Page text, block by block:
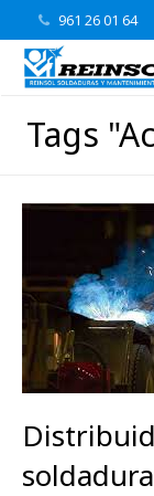
961 26 01 64
Tags
soldadura